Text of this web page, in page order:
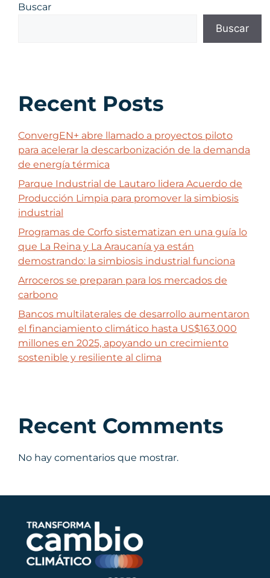
Buscar
Buscar
Recent Posts
ConvergEN+ abre llamado a proyectos piloto
para acelerar la descarbonización de la demanda
de energía térmica
Parque Industrial de Lautaro lidera Acuerdo de
Producción Limpia para promover la simbiosis
industrial
Programas de Corfo sistematizan en una guía lo
que La Reina y La Araucanía ya están
demostrando: la simbiosis industrial funciona
Arroceros se preparan para los mercados de
carbono
Bancos multilaterales de desarrollo aumentaron
el financiamiento climático hasta US$163.000
millones en 2025, apoyando un crecimiento
sostenible y resiliente al clima
Recent Comments
No hay comentarios que mostrar.